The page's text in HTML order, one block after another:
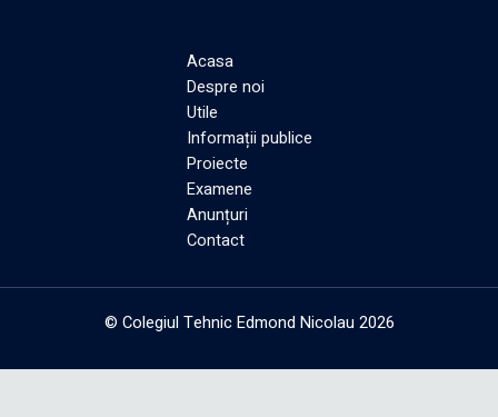
Acasa
Despre noi
Utile
Informații publice
Proiecte
Examene
Anunțuri
Contact
© Colegiul Tehnic Edmond Nicolau 2026